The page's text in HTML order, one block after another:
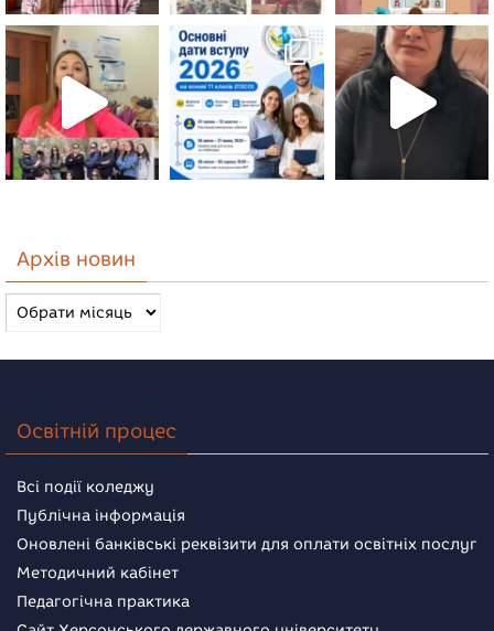
Архів новин
Архів
новин
Освітній процес
Всі події коледжу
Публічна інформація
Оновлені банківські реквізити для оплати освітніх послуг
Методичний кабінет
Педагогічна практика